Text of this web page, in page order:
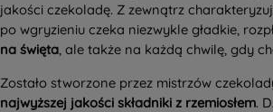
jakości czekoladę. Z zewnątrz
po wgryzieniu czeka niezwykle gładkie,
na święta, ale także na każdą chwilę, gdy
Zostało stworzone przez mistrzów
najwyższej jakości składniki z rzemiosłem.